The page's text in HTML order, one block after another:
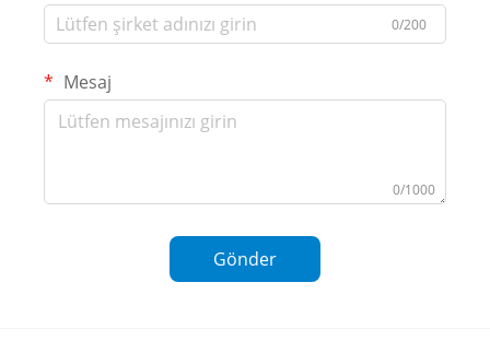
0/200
Mesaj
0/1000
Gönder